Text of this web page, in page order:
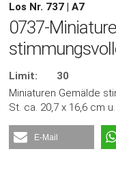
Los Nr. 737 | A7
0737-
Limit:
30
Miniaturen Gemälde
St. ca. 20,7 x 16,6 cm
E-Mail